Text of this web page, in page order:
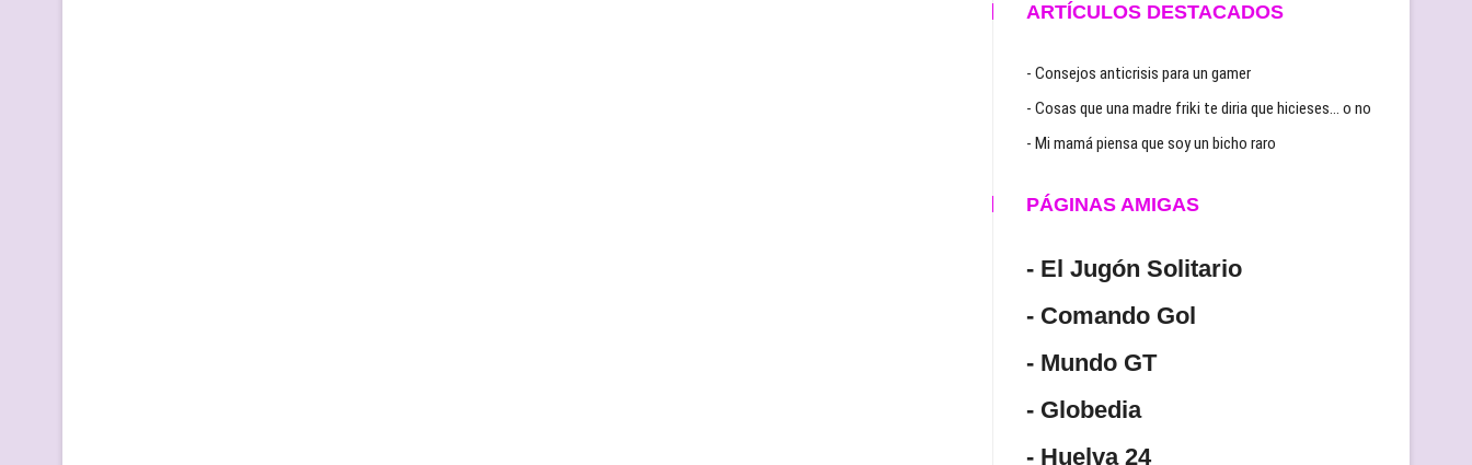
ARTÍCULOS DESTACADOS
- Consejos anticrisis para un gamer
- Cosas que una madre friki te diria que hicieses… o no
- Mi mamá piensa que soy un bicho raro
PÁGINAS AMIGAS
- El Jugón Solitario
- Comando Gol
- Mundo GT
- Globedia
- Huelva 24